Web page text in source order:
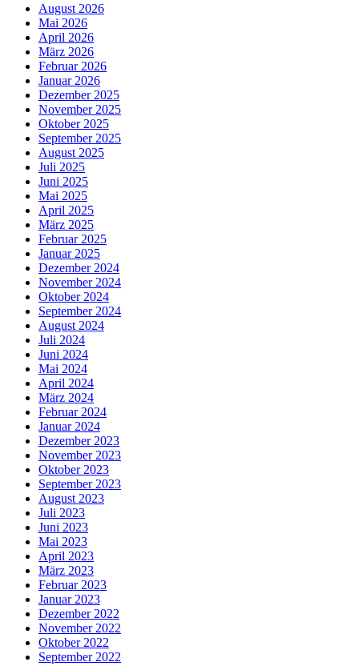
August 2026
Mai 2026
April 2026
März 2026
Februar 2026
Januar 2026
Dezember 2025
November 2025
Oktober 2025
September 2025
August 2025
Juli 2025
Juni 2025
Mai 2025
April 2025
März 2025
Februar 2025
Januar 2025
Dezember 2024
November 2024
Oktober 2024
September 2024
August 2024
Juli 2024
Juni 2024
Mai 2024
April 2024
März 2024
Februar 2024
Januar 2024
Dezember 2023
November 2023
Oktober 2023
September 2023
August 2023
Juli 2023
Juni 2023
Mai 2023
April 2023
März 2023
Februar 2023
Januar 2023
Dezember 2022
November 2022
Oktober 2022
September 2022